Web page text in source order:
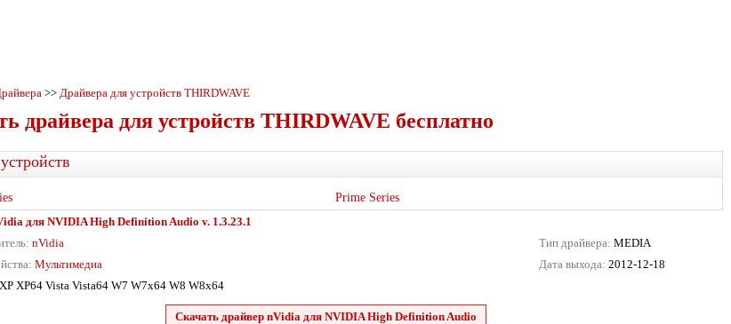
>> Драйвера для устройств THIRDWAVE
драйвера для устройств THIRDWAVE бесплатно
Prime Series
для NVIDIA High Definition Audio v. 1.3.23.1
nVidia
Мультимедиа
XP64 Vista Vista64 W7 W7x64 W8 W8x64
Тип драйвера: MEDIA
Дата выхода: 2012-12-18
Скачать драйвер nVidia для NVIDIA High Definition Audio